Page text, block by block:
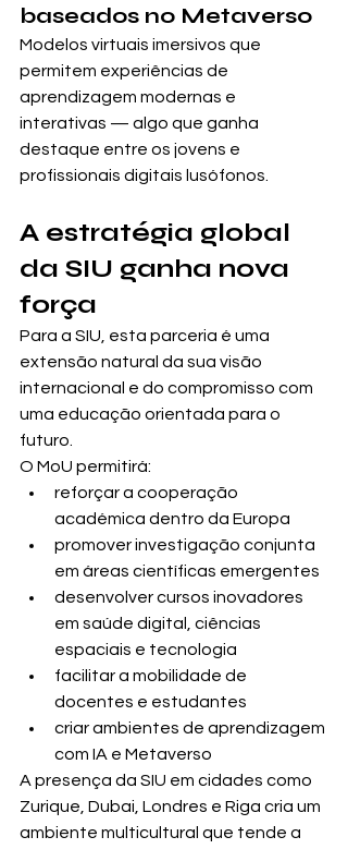
baseados no Metaverso
Modelos virtuais imersivos que
permitem experiências de
aprendizagem modernas e
interativas — algo que ganha
destaque entre os jovens e
profissionais digitais lusófonos.
A estratégia global
da SIU ganha nova
força
Para a SIU, esta parceria é uma
extensão natural da sua visão
internacional e do compromisso com
uma educação orientada para o
futuro.
O MoU permitirá:
reforçar a cooperação
académica dentro da Europa
promover investigação conjunta
em áreas científicas emergentes
desenvolver cursos inovadores
em saúde digital, ciências
espaciais e tecnologia
facilitar a mobilidade de
docentes e estudantes
criar ambientes de aprendizagem
com IA e Metaverso
A presença da SIU em cidades como
Zurique, Dubai, Londres e Riga cria um
ambiente multicultural que tende a